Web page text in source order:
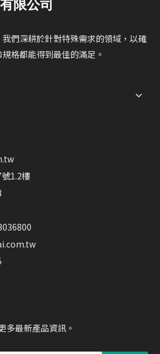
們深耕於針對特殊需求的領域，以確
格都能得到最佳的滿足。
1.2樓
多最新產品資訊。